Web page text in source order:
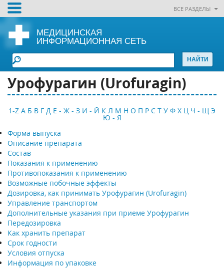
ВСЕ РАЗДЕЛЫ
МЕДИЦИНСКАЯ
ИНФОРМАЦИОННАЯ СЕТЬ
Урофурагин (Urofuragin)
1-Z А Б В Г Д Е - Ж - З И - Й К Л М Н О П Р С Т У Ф Х Ц Ч - Щ Э
Ю - Я
Форма выпуска
Описание препарата
Состав
Показания к применению
Противопоказания к применению
Возможные побочные эффекты
Дозировка, как принимать Урофурагин (Urofuragin)
Управление транспортом
Дополнительные указания при приеме Урофурагин
Передозировка
Как хранить препарат
Срок годности
Условия отпуска
Информация по упаковке